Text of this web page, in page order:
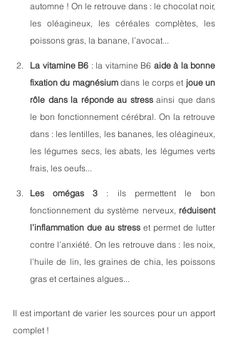
automne ! On le retrouve dans : le chocolat noir,
les oléagineux, les céréales complètes, les
poissons gras, la banane, l’avocat...
La vitamine B6 : la vitamine B6 aide à la bonne
fixation du magnésium dans le corps et joue un
rôle dans la réponde au stress ainsi que dans
le bon fonctionnement cérébral. On la retrouve
dans : les lentilles, les bananes, les oléagineux,
les légumes secs, les abats, les légumes verts
frais, les oeufs...
Les omégas 3 : ils permettent le bon
fonctionnement du système nerveux, réduisent
l’inflammation due au stress et permet de lutter
contre l’anxiété. On les retrouve dans : les noix,
l’huile de lin, les graines de chia, les poissons
gras et certaines algues...
Il est important de varier les sources pour un apport
complet !